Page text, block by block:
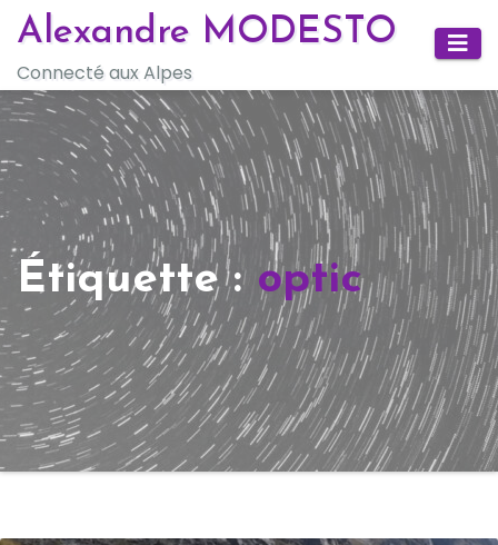
Skip
content
Alexandre MODESTO
Connecté aux Alpes
Étiquette : optic